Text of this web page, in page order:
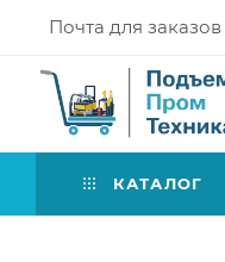
Почта для заказов
КАТАЛОГ